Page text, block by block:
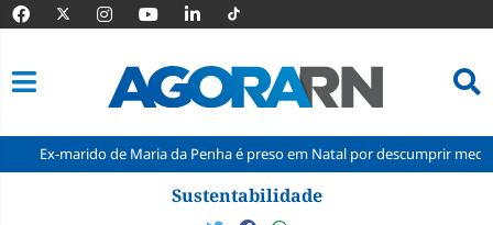
de Maria da Penha é preso em Natal por descumprir medida protetiva
Sustentabilidade